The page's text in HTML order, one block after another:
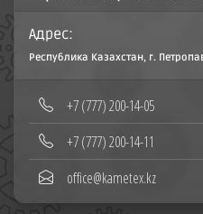
Адрес:
Республика Казахстан, г.
+7 (777) 200-14-05
+7 (777) 200-14-11
office@kametex.kz